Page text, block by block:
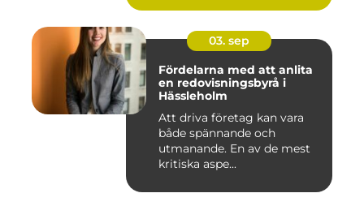
03. sep
Fördelarna med att anlita
en redovisningsbyrå i
Hässleholm
Att driva företag kan vara
både spännande och
utmanande. En av de mest
kritiska aspe...